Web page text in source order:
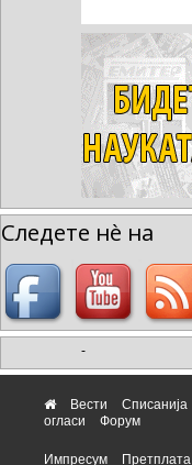
Следете нè на
-
Вести Списанија
огласи
Форум
Импресум Претплата